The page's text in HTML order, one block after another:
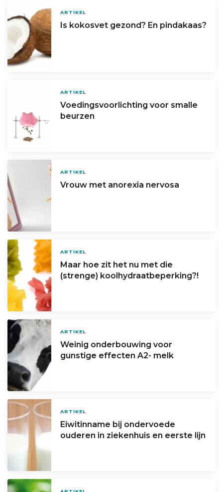
ARTIKEL
Is kokosvet gezond? En pindakaas?
ARTIKEL
Voedingsvoorlichting voor smalle
beurzen
ARTIKEL
Vrouw met anorexia nervosa
ARTIKEL
Maar hoe zit het nu met die
(strenge) koolhydraatbeperking?!
ARTIKEL
Weinig onderbouwing voor
gunstige effecten A2- melk
ARTIKEL
Eiwitinname bij ondervoede
ouderen in ziekenhuis en eerste lijn